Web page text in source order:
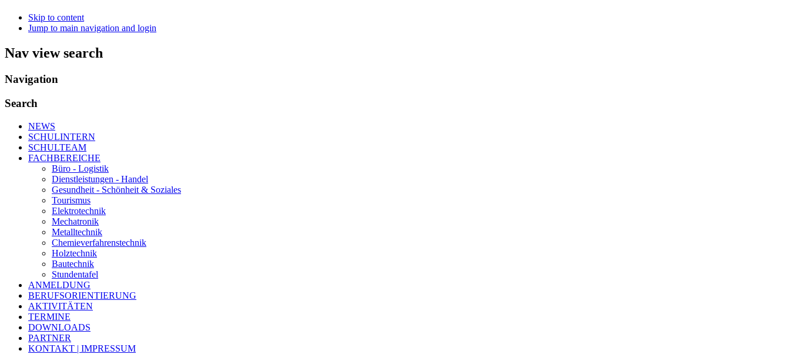
Skip to content
Jump to main navigation and login
Nav view search
Navigation
Search
NEWS
SCHULINTERN
SCHULTEAM
FACHBEREICHE
Büro - Logistik
Dienstleistungen - Handel
Gesundheit - Schönheit & Soziales
Tourismus
Elektrotechnik
Mechatronik
Metalltechnik
Chemieverfahrenstechnik
Holztechnik
Bautechnik
Stundentafel
ANMELDUNG
BERUFSORIENTIERUNG
AKTIVITÄTEN
TERMINE
DOWNLOADS
PARTNER
KONTAKT | IMPRESSUM